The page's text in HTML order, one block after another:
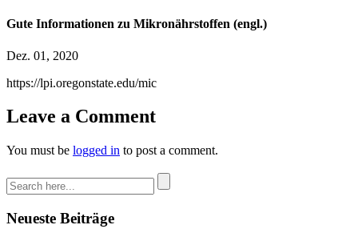
Gute Informationen zu Mikronährstoffen (engl.)
Dez. 01, 2020
https://lpi.oregonstate.edu/mic
Leave a Comment
You must be logged in to post a comment.
Neueste Beiträge